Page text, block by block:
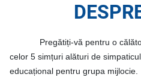
Pregătiți-vă pentru o
celor 5 simțuri alături de
educațional pentru grupa mijlocie.